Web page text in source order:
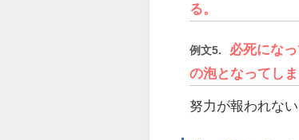
る。
例文5.
必死にな
の泡となってし
努力が報われな